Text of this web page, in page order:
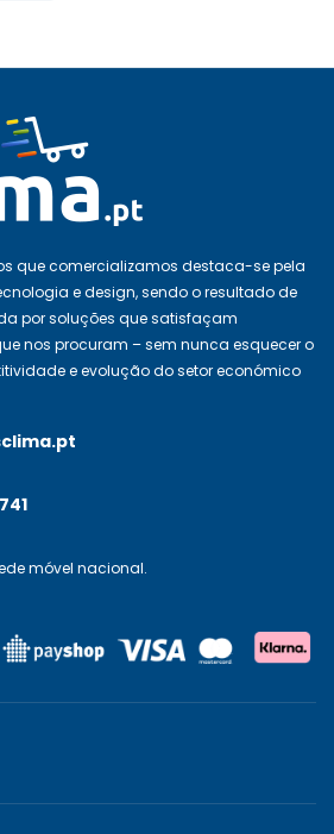
que comercializamos destaca-se pela
e design, sendo o resultado de
por soluções que satisfaçam
nos procuram – sem nunca esquecer o
e evolução do setor económico
móvel nacional.